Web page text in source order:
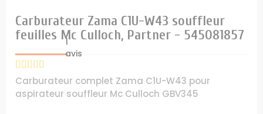
Carburateur Zama C1U-W43 souffleur
feuilles Mc Culloch, Partner - 545081857
1
avis
Carburateur complet Zama C1U-W43 pour
aspirateur souffleur Mc Culloch GBV345